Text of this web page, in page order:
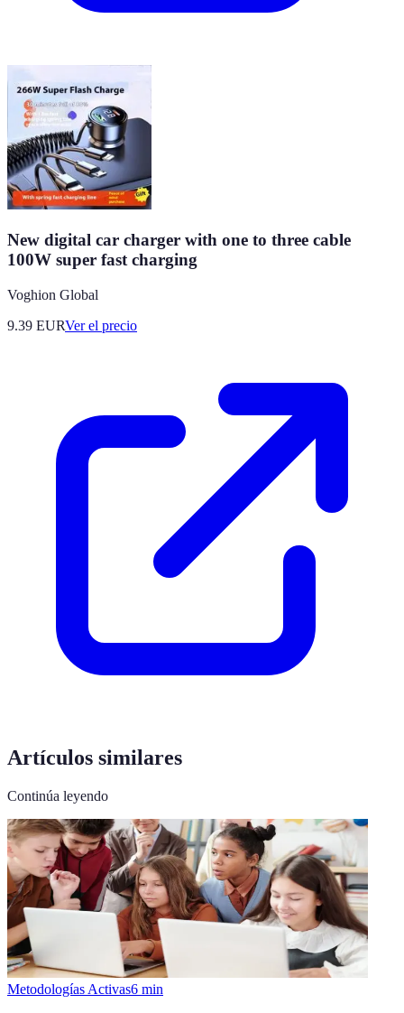
New digital car charger with one to three cable
100W super fast charging
Voghion Global
9.39 EURVer el precio
Artículos similares
Continúa leyendo
Metodologías Activas6 min